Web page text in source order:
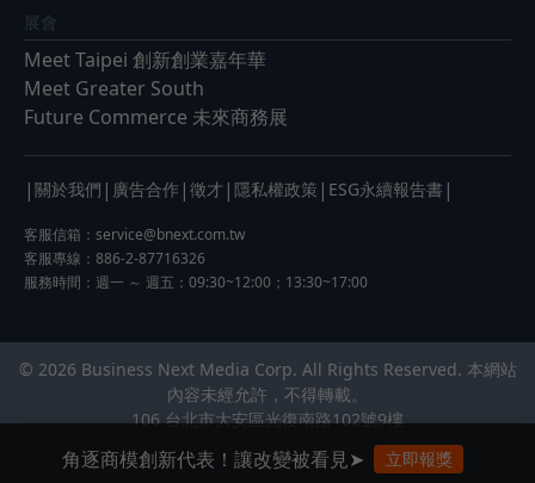
展會
Meet Taipei 創新創業嘉年華
Meet Greater South
Future Commerce 未來商務展
| 關於我們 | 廣告合作 | 徵才 | 隱私權政策 | ESG永續報告書 |
客服信箱： service@bnext.com.tw
客服專線：886-2-87716326
服務時間：週一 ～ 週五：09:30~12:00；13:30~17:00
© 2026 Business Next Media Corp. All Rights Reserved. 本網站
內容未經允許，不得轉載。
106 台北市大安區光復南路102號9樓
角逐商模創新代表！讓改變被看見➤ 立即報獎